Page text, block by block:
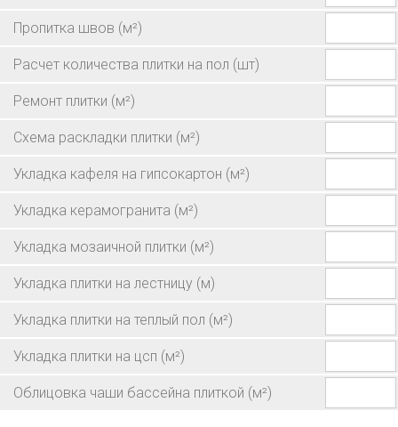
Пропитка швов (м²)
Расчет количества плитки на пол (шт)
Ремонт плитки (м²)
Схема раскладки плитки (м²)
Укладка кафеля на гипсокартон (м²)
Укладка керамогранита (м²)
Укладка мозаичной плитки (м²)
Укладка плитки на лестницу (м)
Укладка плитки на теплый пол (м²)
Укладка плитки на цсп (м²)
Облицовка чаши бассейна плиткой (м²)